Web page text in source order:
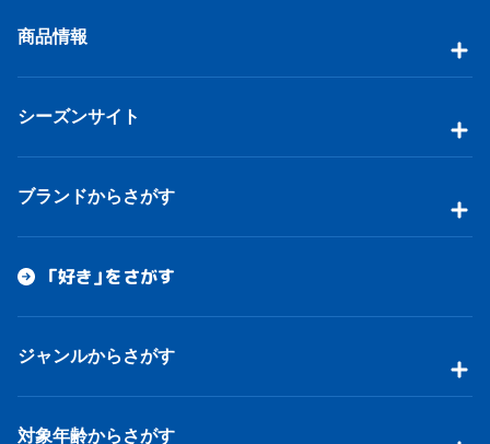
商品情報
シーズンサイト
ブランドからさがす
「好き」をさがす
ジャンルからさがす
対象年齢からさがす